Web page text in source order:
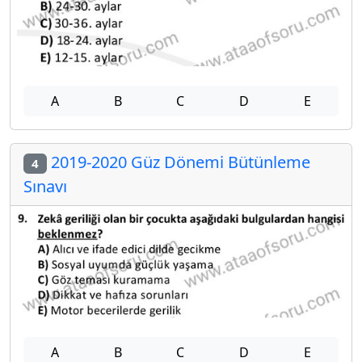
A B C D E
4 2019-2020 Güz Dönemi Bütünleme
Sınavı
A B C D E